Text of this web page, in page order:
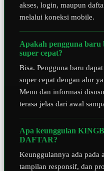
akses, login, maupun
melalui koneksi mobile.
Apakah pengguna
super cepat?
Bisa. Pengguna baru
super cepat dengan alur
Menu dan informasi
terasa jelas dari awal
Apa keunggulan
DAFTAR?
Keunggulannya ada pada
tampilan responsif, dan